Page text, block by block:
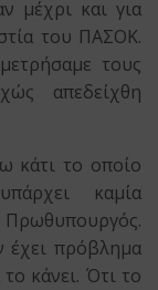
μέχρι και για
του ΠΑΣΟΚ.
τους
απεδείχθη
κάτι το οποίο
καμία
έχει πρόβλημα
κάνει. Ότι το